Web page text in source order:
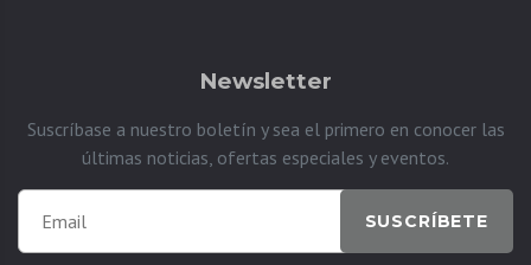
Newsletter
Suscríbase a nuestro boletín y sea el primero en conocer las
últimas noticias, ofertas especiales y eventos.
SUSCRÍBETE